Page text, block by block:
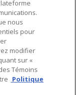
nous
pour
modifier
sur «
Témoins
Politique